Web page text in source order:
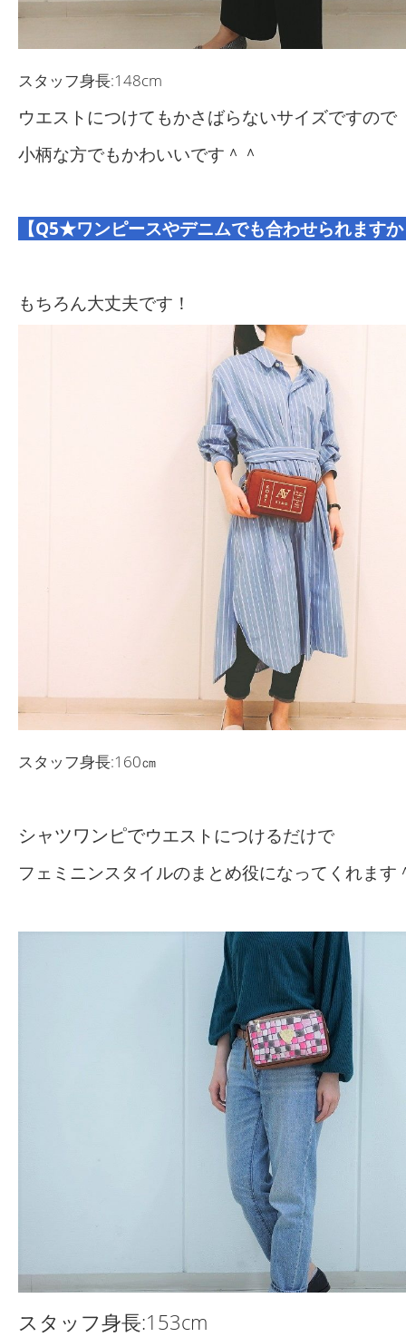
スタッフ身長:148cm
ウエストにつけてもかさばらないサイズですので
小柄な方でもかわいいです＾＾
【Q5★ワンピースやデニムでも合わせられます
もちろん大丈夫です！
スタッフ身長:160㎝
シャツワンピでウエストにつけるだけで
フェミニンスタイルのまとめ役になってくれます
スタッフ身長:153cm